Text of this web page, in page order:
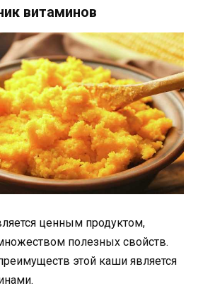
витаминов
ценным продуктом,
полезных свойств.
этой каши является